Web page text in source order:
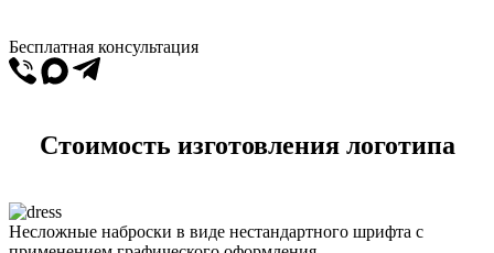
Бесплатная консультация
Стоимость изготовления логотипа
Несложные наброски в виде нестандартного шрифта с